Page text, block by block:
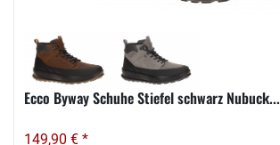
Ecco Byway Schuhe Stiefel schwarz Nubuck...
149,90 € *